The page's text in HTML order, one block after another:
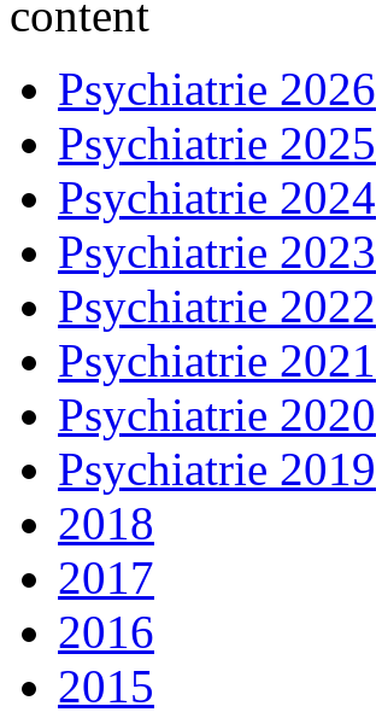
Psychiatrie 2026
Psychiatrie 2025
Psychiatrie 2024
Psychiatrie 2023
Psychiatrie 2022
Psychiatrie 2021
Psychiatrie 2020
Psychiatrie 2019
2018
2017
2016
2015